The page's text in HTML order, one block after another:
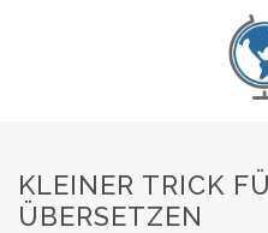
KLEINER TRICK
ÜBERSETZEN